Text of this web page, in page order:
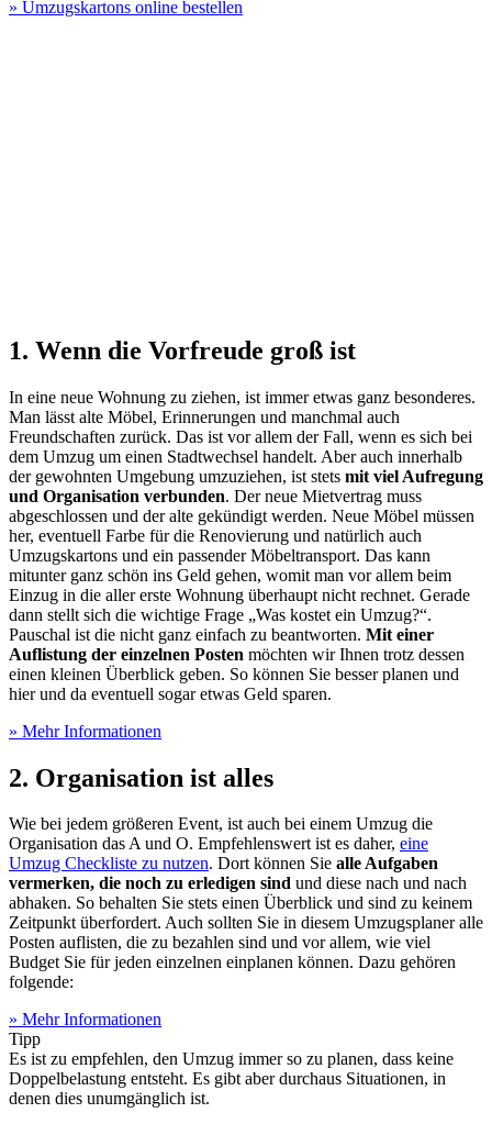
» Umzugskartons online bestellen
1. Wenn die Vorfreude groß ist
In eine neue Wohnung zu ziehen, ist immer etwas ganz besonderes.
Man lässt alte Möbel, Erinnerungen und manchmal auch
Freundschaften zurück. Das ist vor allem der Fall, wenn es sich bei
dem Umzug um einen Stadtwechsel handelt. Aber auch innerhalb
der gewohnten Umgebung umzuziehen, ist stets mit viel Aufregung
und Organisation verbunden. Der neue Mietvertrag muss
abgeschlossen und der alte gekündigt werden. Neue Möbel müssen
her, eventuell Farbe für die Renovierung und natürlich auch
Umzugskartons und ein passender Möbeltransport. Das kann
mitunter ganz schön ins Geld gehen, womit man vor allem beim
Einzug in die aller erste Wohnung überhaupt nicht rechnet. Gerade
dann stellt sich die wichtige Frage „Was kostet ein Umzug?“.
Pauschal ist die nicht ganz einfach zu beantworten. Mit einer
Auflistung der einzelnen Posten möchten wir Ihnen trotz dessen
einen kleinen Überblick geben. So können Sie besser planen und
hier und da eventuell sogar etwas Geld sparen.
» Mehr Informationen
2. Organisation ist alles
Wie bei jedem größeren Event, ist auch bei einem Umzug die
Organisation das A und O. Empfehlenswert ist es daher, eine
Umzug Checkliste zu nutzen. Dort können Sie alle Aufgaben
vermerken, die noch zu erledigen sind und diese nach und nach
abhaken. So behalten Sie stets einen Überblick und sind zu keinem
Zeitpunkt überfordert. Auch sollten Sie in diesem Umzugsplaner alle
Posten auflisten, die zu bezahlen sind und vor allem, wie viel
Budget Sie für jeden einzelnen einplanen können. Dazu gehören
folgende:
» Mehr Informationen
Tipp
Es ist zu empfehlen, den Umzug immer so zu planen, dass keine
Doppelbelastung entsteht. Es gibt aber durchaus Situationen, in
denen dies unumgänglich ist.